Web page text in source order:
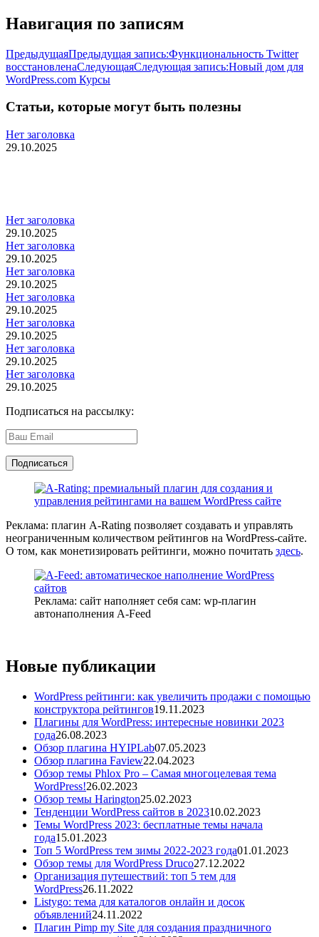
Навигация по записям
ПредыдущаяПредыдущая запись:Функциональность Twitter
восстановленаСледующаяСледующая запись:Новый дом для
WordPress.com Курсы
Статьи, которые могут быть полезны
Нет заголовка
29.10.2025
Нет заголовка
29.10.2025
Нет заголовка
29.10.2025
Нет заголовка
29.10.2025
Нет заголовка
29.10.2025
Нет заголовка
29.10.2025
Нет заголовка
29.10.2025
Нет заголовка
29.10.2025
Подписаться на рассылку:
Реклама: плагин A-Rating позволяет создавать и управлять
неограниченным количеством рейтингов на WordPress-сайте.
О том, как монетизировать рейтинги, можно почитать здесь.
Реклама: сайт наполняет себя сам: wp-плагин
автонаполнения A-Feed
Новые публикации
WordPress рейтинги: как увеличить продажи с помощью
конструктора рейтингов19.11.2023
Плагины для WordPress: интересные новинки 2023
года26.08.2023
Обзор плагина HYIPLab07.05.2023
Обзор плагина Faview22.04.2023
Обзор темы Phlox Pro – Самая многоцелевая тема
WordPress!26.02.2023
Обзор темы Harington25.02.2023
Тенденции WordPress сайтов в 202310.02.2023
Темы WordPress 2023: бесплатные темы начала
года15.01.2023
Топ 5 WordPress тем зимы 2022-2023 года01.01.2023
Обзор темы для WordPress Druco27.12.2022
Организация путешествий: топ 5 тем для
WordPress26.11.2022
Listygo: тема для каталогов онлайн и досок
объявлений24.11.2022
Плагин Pimp my Site для создания праздничного